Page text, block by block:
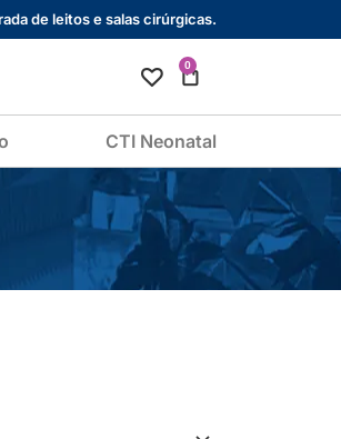
de leitos e salas cirúrgicas.
0
Cart
CTI Neonatal